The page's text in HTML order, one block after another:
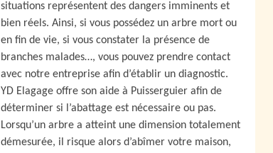
situations représentent des dangers imminents et
bien réels. Ainsi, si vous possédez un arbre mort ou
en fin de vie, si vous constater la présence de
branches malades…, vous pouvez prendre contact
avec notre entreprise afin d’établir un diagnostic.
YD Elagage offre son aide à Puisserguier afin de
déterminer si l’abattage est nécessaire ou pas.
Lorsqu’un arbre a atteint une dimension totalement
démesurée, il risque alors d’abîmer votre maison,